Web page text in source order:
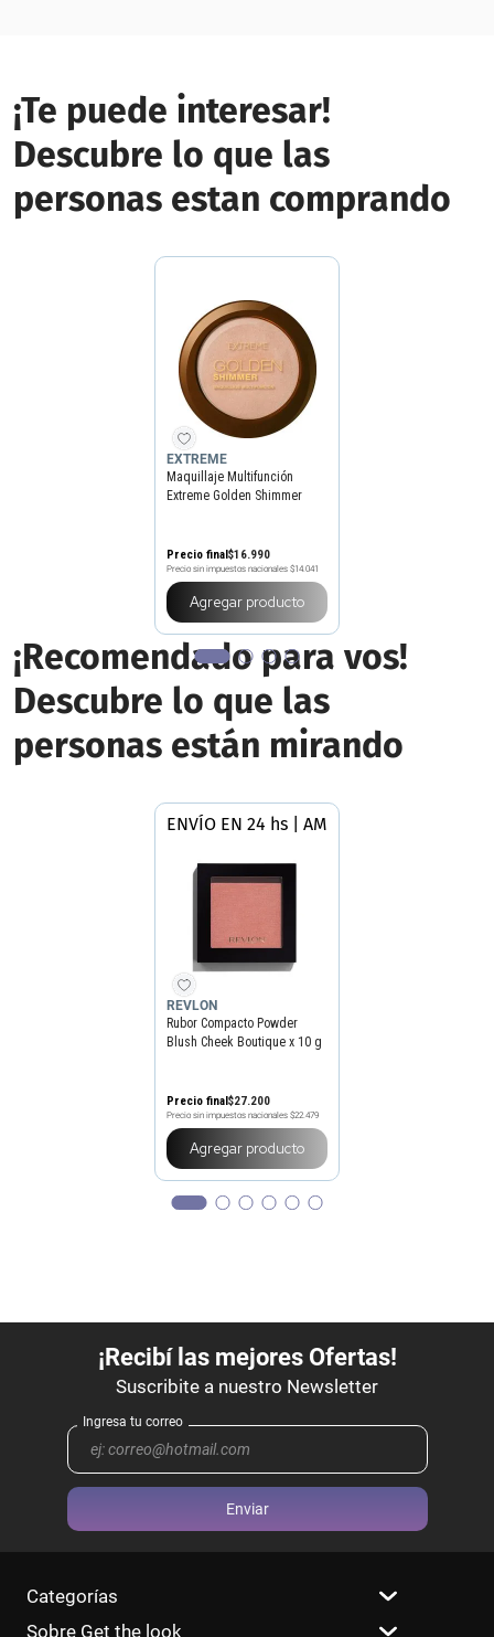
¡Te puede interesar!
Descubre lo que las
personas estan comprando
EXTREME
Maquillaje Multifunción
Extreme Golden Shimmer
Precio final$16.990
Precio sin impuestos nacionales $14.041
Agregar producto
¡Recomendado para vos!
Descubre lo que las
personas están mirando
ENVÍO EN 24 hs | AMBA
REVLON
Rubor Compacto Powder
Blush Cheek Boutique x 10 g
Precio final$27.200
Precio sin impuestos nacionales $22.479
Agregar producto
Enviar
Categorías
Sobre Get the look